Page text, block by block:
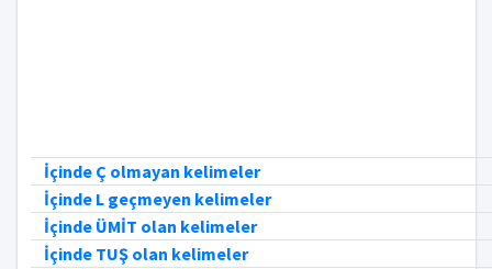
İçinde Ç olmayan kelimeler
İçinde L geçmeyen kelimeler
İçinde ÜMİT olan kelimeler
İçinde TUŞ olan kelimeler